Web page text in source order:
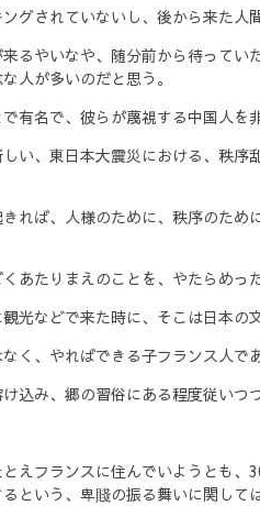
グされていないし、後から来た
るやいなや、随分前から待って
人が多いのだと思う。
有名で、彼らが蔑視する中国人を
い、東日本大震災における、秩
れば、人様のために、秩序のた
あたりまえのことを、やたらめっ
光などで来た時に、そこは日本の
く、やればできる子フランス人で
込み、郷の習俗にある程度従いつ
えフランスに住んでいようとも
という、卑賤の振る舞いに関し